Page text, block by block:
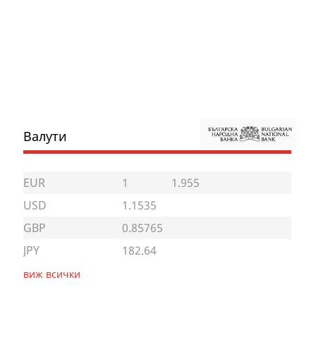
Валути
EUR 1
1.955
USD
1.1535
GBP
0.85765
JPY
182.64
виж всички